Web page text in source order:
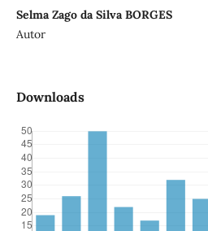
Selma Zago da Silva BORGES
Autor
Downloads